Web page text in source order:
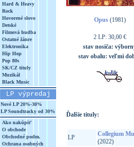
Hard & Heavy
Rock
Hovorené slovo
Detské
Filmová hudba
Ostatné žánre
Elektronika
Hip Hop
Pop 80s
SK/CZ tituly
Muzikál
Black Music
LP výpredaj
Nové LP 20%-30%
LP Soundtracky od 30%
Ako nakúpiť
O obchode
Obchodné podm.
Ochrana osobných
Opus(1981)
2 LP: 30,00 €
stav nosiča:
stav obalu: veľmi
Ďalšie tituly:
LP
Collegium
(2022)